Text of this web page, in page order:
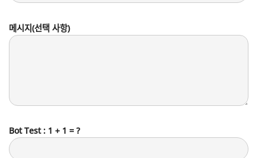
메시지(선택 사항)
Bot Test : 1 + 1 = ?